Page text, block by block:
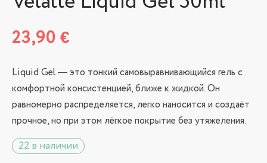
23,90 €
Liquid Gel — это тонкий самовыравнивающийся гель с
комфортной консистенцией, ближе к жидкой. Он
равномерно распределяется, легко наносится и создаёт
прочное, но при этом лёгкое покрытие без утяжеления.
22 в наличии